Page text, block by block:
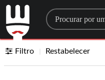
Search for
Filtro Restabelecer